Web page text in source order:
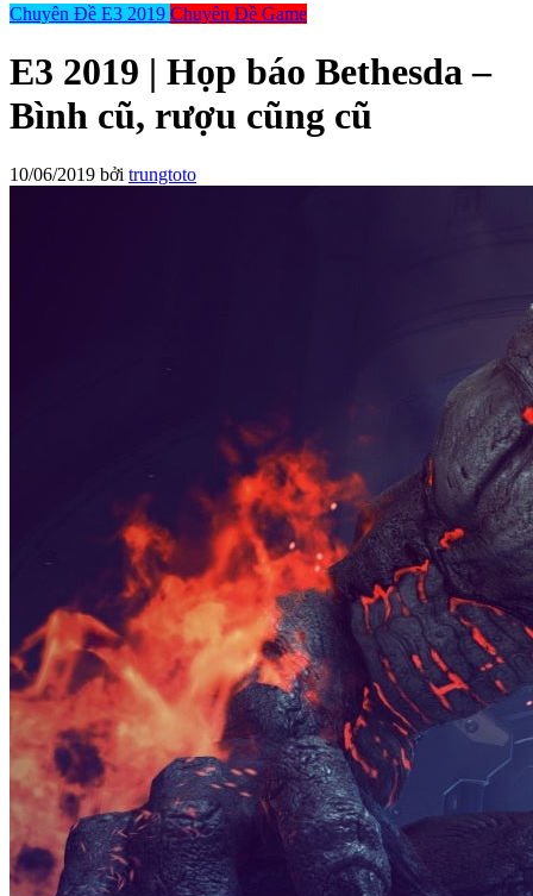
Chuyên Đề E3 2019 Chuyên Đề Game
E3 2019 | Họp báo Bethesda –
Bình cũ, rượu cũng cũ
10/06/2019 bởi trungtoto